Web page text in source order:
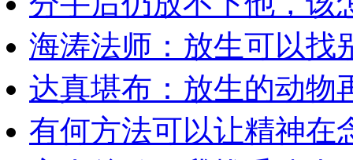
海涛法师：放生可以找
达真堪布：放生的动物
有何方法可以让精神在